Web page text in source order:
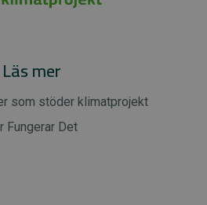
Läs mer
som stöder klimatprojekt
Fungerar Det